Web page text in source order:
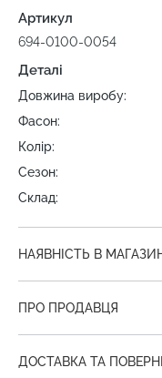
Артикул
694-0100-0054
Деталі
Довжина виробу:
Фасон:
Колір:
Сезон:
Склад:
НАЯВНІСТЬ В
ПРО ПРОДАВЦЯ
ДОСТАВКА ТА